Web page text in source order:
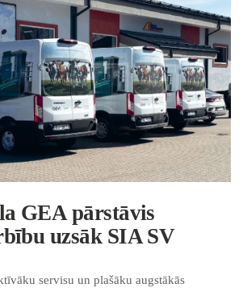
GEA pārstāvis
uzsāk SIA SV
servisu un plašāku augstākās